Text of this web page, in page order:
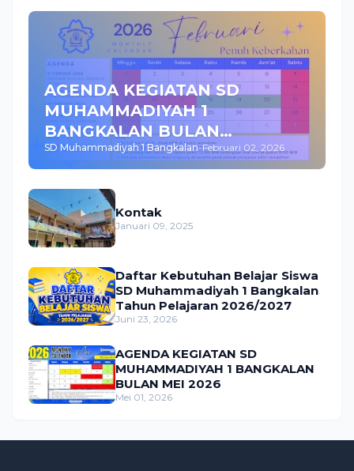
AGENDA KEGIATAN SD
MUHAMMADIYAH 1
BANGKALAN BULAN
FEBRUARI 2026
SD Muhammadiyah 1 Bangkalan-Februari 02, 2026
Kontak
Januari 09, 2025
Daftar Kebutuhan Belajar Siswa
SD Muhammadiyah 1 Bangkalan
Tahun Pelajaran 2026/2027
Juni 23, 2026
AGENDA KEGIATAN SD
MUHAMMADIYAH 1 BANGKALAN
BULAN MEI 2026
Mei 01, 2026